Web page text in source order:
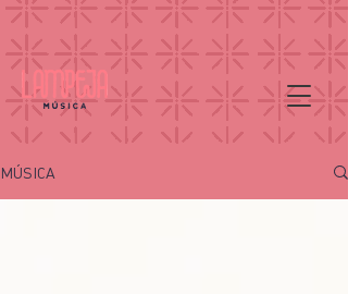
MÚSICA